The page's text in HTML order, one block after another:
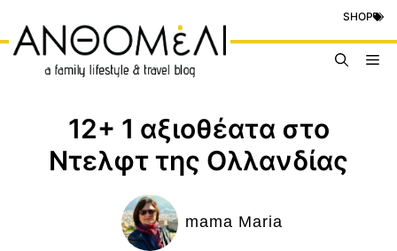
περιεχόμενο
SHOP
12+ 1 αξιοθέατα στο
Ντελφτ της Ολλανδίας
mama Maria